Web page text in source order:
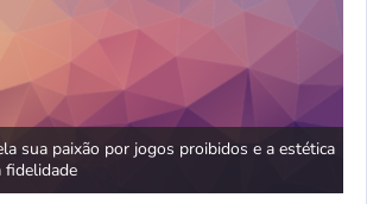
sua paixão por jogos proibidos e a estética
fidelidade